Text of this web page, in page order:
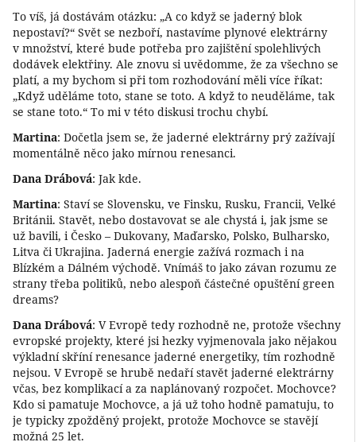
To víš, já dostávám otázku: „A co když se jaderný blok
nepostaví?“ Svět se nezboří, nastavíme plynové elektrárny
v množství, které bude potřeba pro zajištění spolehlivých
dodávek elektřiny. Ale znovu si uvědomme, že za všechno se
platí, a my bychom si při tom rozhodování měli více říkat:
„Když uděláme toto, stane se toto. A když to neuděláme, tak
se stane toto.“ To mi v této diskusi trochu chybí.
Martina: Dočetla jsem se, že jaderné elektrárny prý zažívají
momentálně něco jako mírnou renesanci.
Dana Drábová: Jak kde.
Martina: Staví se Slovensku, ve Finsku, Rusku, Francii, Velké
Británii. Stavět, nebo dostavovat se ale chystá i, jak jsme se
už bavili, i Česko – Dukovany, Maďarsko, Polsko, Bulharsko,
Litva či Ukrajina. Jaderná energie zažívá rozmach i na
Blízkém a Dálném východě. Vnímáš to jako závan rozumu ze
strany třeba politiků, nebo alespoň částečné opuštění green
dreams?
Dana Drábová: V Evropě tedy rozhodně ne, protože všechny
evropské projekty, které jsi hezky vyjmenovala jako nějakou
výkladní skříní renesance jaderné energetiky, tím rozhodně
nejsou. V Evropě se hrubě nedaří stavět jaderné elektrárny
včas, bez komplikací a za naplánovaný rozpočet. Mochovce?
Kdo si pamatuje Mochovce, a já už toho hodně pamatuju, to
je typicky zpožděný projekt, protože Mochovce se stavějí
možná 25 let.